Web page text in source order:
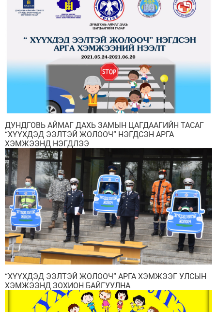
ДУНДГОВЬ АЙМАГ ДАХЬ ЗАМЫН ЦАГДААГИЙН ТАСАГ
“ХҮҮХДЭД ЭЭЛТЭЙ ЖОЛООЧ” НЭГДСЭН АРГА
ХЭМЖЭЭНД НЭГДЛЭЭ
“ХҮҮХДЭД ЭЭЛТЭЙ ЖОЛООЧ” АРГА ХЭМЖЭЭГ УЛСЫН
ХЭМЖЭЭНД ЗОХИОН БАЙГУУЛНА